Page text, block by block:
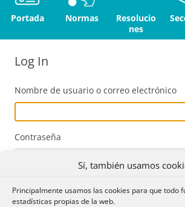
Sí, también usamos
Principalmente usamos las cookies para que todo
estadísticas propias de la web.
Portada Normas
Resolucio
nes
Log In
Nombre de usuario o correo electrónico
Contraseña